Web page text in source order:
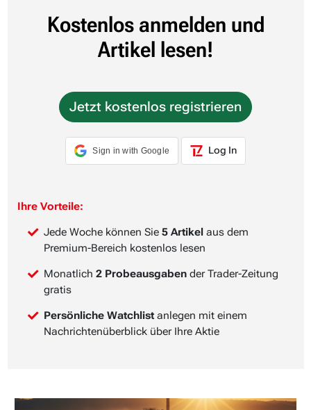
Kostenlos anmelden und
Artikel lesen!
Jetzt kostenlos registrieren
Sign in with Google Log In
Ihre Vorteile:
Jede Woche können Sie 5 Artikel aus dem
Premium-Bereich kostenlos lesen
Monatlich 2 Probeausgaben der Trader-Zeitung
gratis
Persönliche Watchlist anlegen mit einem
Nachrichtenüberblick über Ihre Aktie